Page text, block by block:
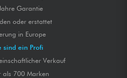
Garantie
oder erstattet
in Europe
sind ein Profi
Verkauf
als 700 Marken